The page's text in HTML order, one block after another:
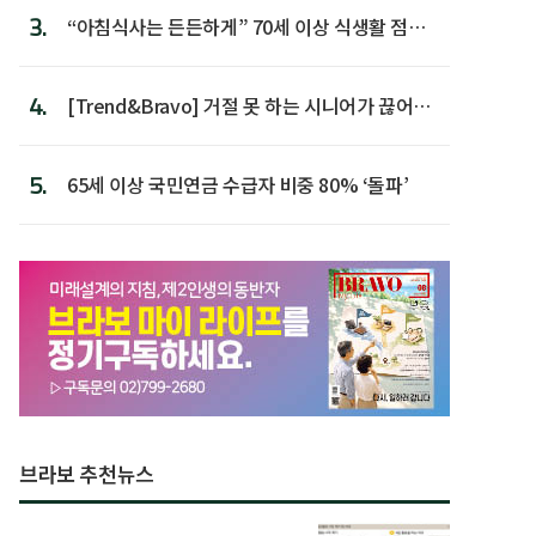
3.
“아침식사는 든든하게” 70세 이상 식생활 점수
4.
[Trend&Bravo] 거절 못 하는 시니어가 끊어야
5. 65세 이상 국민연금 수급자 비중 80% ‘돌파’
브라보 추천뉴스